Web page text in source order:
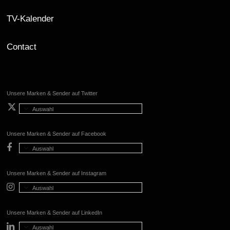
TV-Kalender
Contact
Unsere Marken & Sender auf Twitter
Auswahl
Unsere Marken & Sender auf Facebook
Auswahl
Unsere Marken & Sender auf Instagram
Auswahl
Unsere Marken & Sender auf LinkedIn
Auswahl